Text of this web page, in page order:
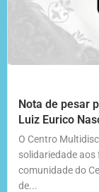
Nota de pesar
Luiz Eurico
O Centro
solidariedade aos
comunidade do
de...